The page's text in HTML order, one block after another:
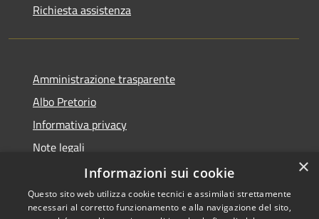
Richiesta assistenza
Amministrazione trasparente
Albo Pretorio
Informativa privacy
Note legali
Dichiarazione di accessibilità
×
Informazioni sui cookie
Questo sito web utilizza cookie tecnici e assimilati strettamente
necessari al corretto funzionamento e alla navigazione del sito,